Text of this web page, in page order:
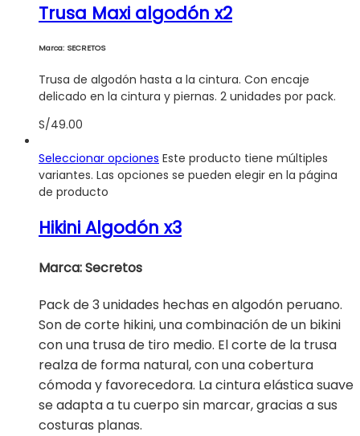
Trusa Maxi algodón x2
Marca: SECRETOS
Trusa de algodón hasta a la cintura. Con encaje
delicado en la cintura y piernas. 2 unidades por pack.
S/49.00
Seleccionar opciones Este producto tiene múltiples
variantes. Las opciones se pueden elegir en la página
de producto
Hikini Algodón x3
Marca: Secretos
Pack de 3 unidades hechas en algodón peruano.
Son de corte hikini, una combinación de un bikini
con una trusa de tiro medio. El corte de la trusa
realza de forma natural, con una cobertura
cómoda y favorecedora. La cintura elástica suave
se adapta a tu cuerpo sin marcar, gracias a sus
costuras planas.